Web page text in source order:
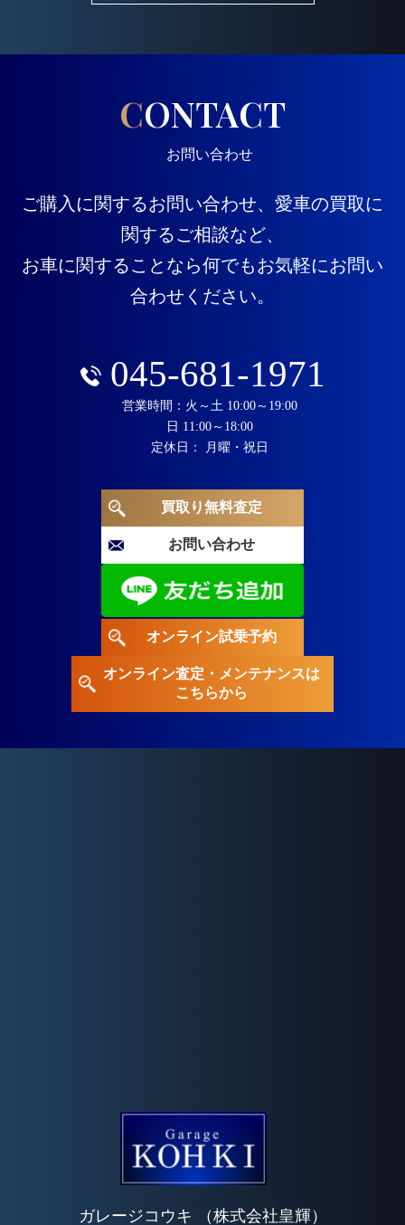
CONTACT
お問い合わせ
ご購入に関するお問い合わせ、愛車の買取に
関するご相談など、
お車に関することなら何でもお気軽にお問い
合わせください。
045-681-1971
営業時間：火～土 10:00～19:00
日 11:00～18:00
定休日： 月曜・祝日
買取り無料査定
お問い合わせ
オンライン試乗予約
オンライン査定・メンテナンスは
こちらから
ガレージコウキ （株式会社皇輝）